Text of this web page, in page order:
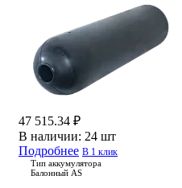
47 515.34 ₽
В наличии: 24 шт
Подробнее В 1 клик
Тип аккумулятора
Балонный AS